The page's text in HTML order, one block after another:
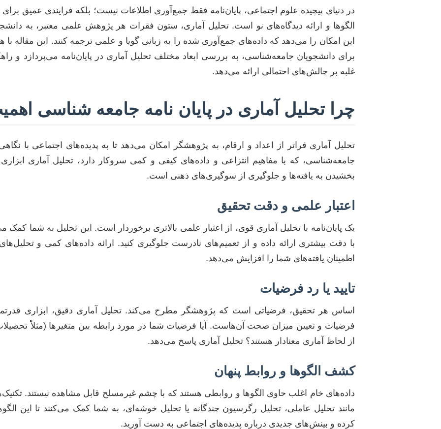
در دنیای پیچیده علوم اجتماعی، پایان‌نامه فقط جمع‌آوری اطلاعات نیست؛ بلکه فرایندی عمیق
الگوها و ارائه دیدگاه‌های نو است. تحلیل آماری، ستون فقرات هر پژوهش علمی معتبر، به
این امکان را می‌دهد که داده‌های جمع‌آوری شده را به زبانی گویا و علمی ترجمه کنند. این مقاله با
برای دانشجویان جامعه‌شناسی، به بررسی ابعاد مختلف تحلیل آماری در پایان‌نامه می‌پردازد و
غلبه بر چالش‌های احتمالی ارائه می‌دهد.
چرا تحلیل آماری در پایان نامه جامعه شناسی
تحلیل آماری فراتر از اعداد و ارقام، به پژوهشگر امکان می‌دهد تا به پدیده‌های اجتماعی با
جامعه‌شناسی، که با مفاهیم انتزاعی و داده‌های کیفی و کمی سروکار دارد، تحلیل آماری
بخشیدن به یافته‌ها و جلوگیری از سوگیری‌های ذهنی است.
اعتبار علمی و دقت تحقیق
یک پایان‌نامه با تحلیل آماری قوی، از اعتبار علمی بالاتری برخوردار است. این تحلیل به شما کمک
با دقت بیشتری ارائه داده و از تعمیم‌های نادرست جلوگیری کنید. ارائه داده‌های کمی و
اطمینان یافته‌های شما را افزایش می‌دهد.
تایید یا رد فرضیات
اساس هر تحقیق، فرضیاتی است که پژوهشگر مطرح می‌کند. تحلیل آماری دقیق، ابزاری
فرضیات و تعیین میزان صحت آن‌هاست. آیا فرضیات شما در مورد رابطه بین متغیرها (مثلاً
از لحاظ آماری معنادار هستند؟ تحلیل آماری پاسخ می‌دهد.
کشف الگوها و روابط پنهان
داده‌های خام اغلب حاوی الگوها و روابطی هستند که با چشم غیرمسلح قابل مشاهده نیستند.
مانند تحلیل عاملی، تحلیل رگرسیون چندگانه یا تحلیل خوشه‌ای، به شما کمک می‌کنند تا این
کرده و بینش‌های جدیدی درباره پدیده‌های اجتماعی به دست آورید.